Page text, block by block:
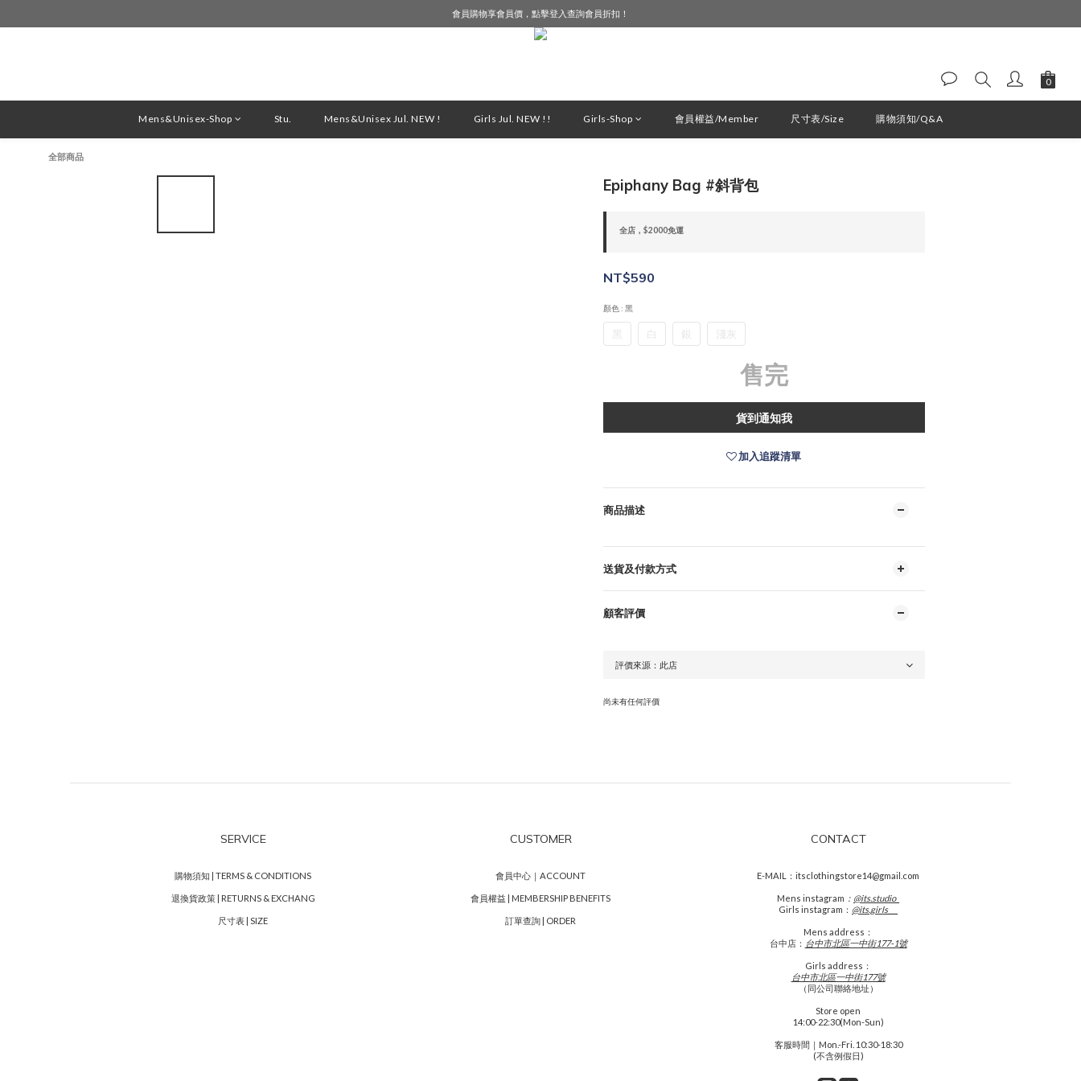
LINE好友募集中，加入就送購物金$50！
會員購物享會員價，點擊登入查詢會員折扣！
LINE好友募集中，加入就送購物金$50！
Mens&Unisex-Shop Stu. Mens&Unisex Jul. NEW ! Girls Jul. NEW !! Girls-Shop 會員權益/Member 尺寸表/Size 購物須知/Q&A
全部商品
Epiphany Bag #斜背包
全店，$2000免運
NT$590
顏色 : 黑
白 銀 淺灰
售完
貨到通知我
加入追蹤清單
商品描述
送貨及付款方式
顧客評價
尚未有任何評價
SERVICE
購物須知 | TERMS & CONDITIONS
退換貨政策 | RETURNS & EXCHANG
尺寸表 | SIZE
CUSTOMER
會員中心｜ACCOUNT
會員權益 | MEMBERSHIP BENEFITS
訂單查詢 | ORDER
CONTACT
E-MAIL：itsclothingstore14@gmail.com
Mens instagram ： @its.studio_
Girls instagram： @its.girls___
Mens address：
台中店： 台中市北區一中街177-1號
Girls address：
台中市北區一中街177號
（同公司聯絡地址）
Store open
14:00-22:30(Mon-Sun)
客服時間｜Mon.-Fri. 10:30-18:30
(不含例假日)